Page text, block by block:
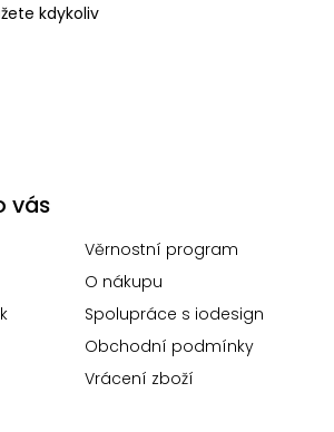
kdykoliv
vás
Věrnostní program
O nákupu
Spolupráce s iodesign
Obchodní podmínky
Vrácení zboží